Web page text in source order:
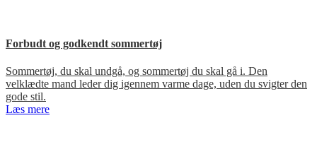
Forbudt og godkendt sommertøj
Sommertøj, du skal undgå, og sommertøj du skal gå i. Den
velklædte mand leder dig igennem varme dage, uden du svigter den
gode stil.
Læs mere